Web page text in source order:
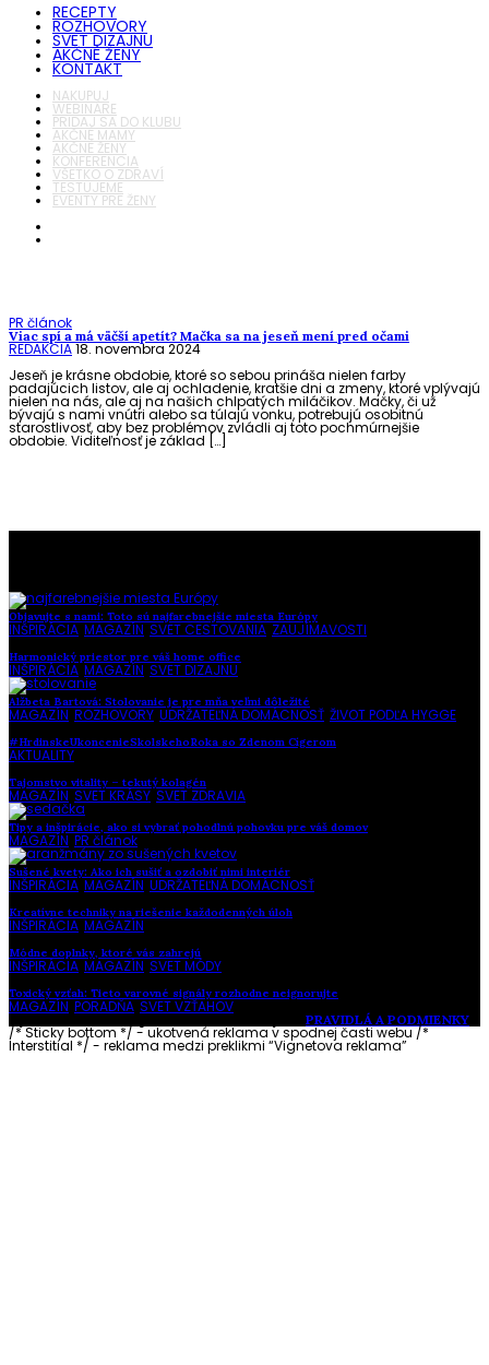
RECEPTY
ROZHOVORY
SVET DIZAJNU
AKČNÉ ŽENY
KONTAKT
NAKUPUJ
WEBINÁRE
PRIDAJ SA DO KLUBU
AKČNÉ MAMY
AKČNÉ ŽENY
KONFERENCIA
VŠETKO O ZDRAVÍ
TESTUJEME
EVENTY PRE ŽENY
PR článok
Viac spí a má väčší apetít? Mačka sa na jeseň mení pred očami
REDAKCIA18. novembra 2024
Jeseň je krásne obdobie, ktoré so sebou prináša nielen farby
padajúcich listov, ale aj ochladenie, kratšie dni a zmeny, ktoré vplývajú
nielen na nás, ale aj na našich chlpatých miláčikov. Mačky, či už
bývajú s nami vnútri alebo sa túlajú vonku, potrebujú osobitnú
starostlivosť, aby bez problémov zvládli aj toto pochmúrnejšie
obdobie. Viditeľnosť je základ […]
Objavujte s nami: Toto sú najfarebnejšie miesta Európy
INŠPIRÁCIA MAGAZÍN SVET CESTOVANIA ZAUJÍMAVOSTI
Harmonický priestor pre váš home office
INŠPIRÁCIA MAGAZÍN SVET DIZAJNU
Alžbeta Bartová: Stolovanie je pre mňa veľmi dôležité
MAGAZÍN ROZHOVORY UDRŽATEĽNÁ DOMÁCNOSŤ ŽIVOT PODĽA HYGGE
#HrdinskeUkoncenieSkolskehoRoka so Zdenom Cígerom
AKTUALITY
Tajomstvo vitality – tekutý kolagén
MAGAZÍN SVET KRÁSY SVET ZDRAVIA
Tipy a inšpirácie, ako si vybrať pohodlnú pohovku pre váš domov
MAGAZÍN PR článok
Sušené kvety: Ako ich sušiť a ozdobiť nimi interiér
INŠPIRÁCIA MAGAZÍN UDRŽATEĽNÁ DOMÁCNOSŤ
Kreatívne techniky na riešenie každodenných úloh
INŠPIRÁCIA MAGAZÍN
Módne doplnky, ktoré vás zahrejú
INŠPIRÁCIA MAGAZÍN SVET MÓDY
Toxický vzťah: Tieto varovné signály rozhodne neignorujte
MAGAZÍN PORADŇA SVET VZŤAHOV
PRAVIDLÁ A PODMIENKY
/* Sticky bottom */ - ukotvená reklama v spodnej časti webu/*
Interstitial */ - reklama medzi preklikmi “Vignetova reklama”